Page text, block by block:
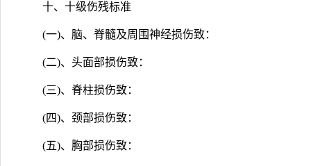
十、十级伤残标准
(一)、脑、脊髓及周围神经损伤致：
(二)、头面部损伤致：
(三)、脊柱损伤致：
(四)、颈部损伤致：
(五)、胸部损伤致：